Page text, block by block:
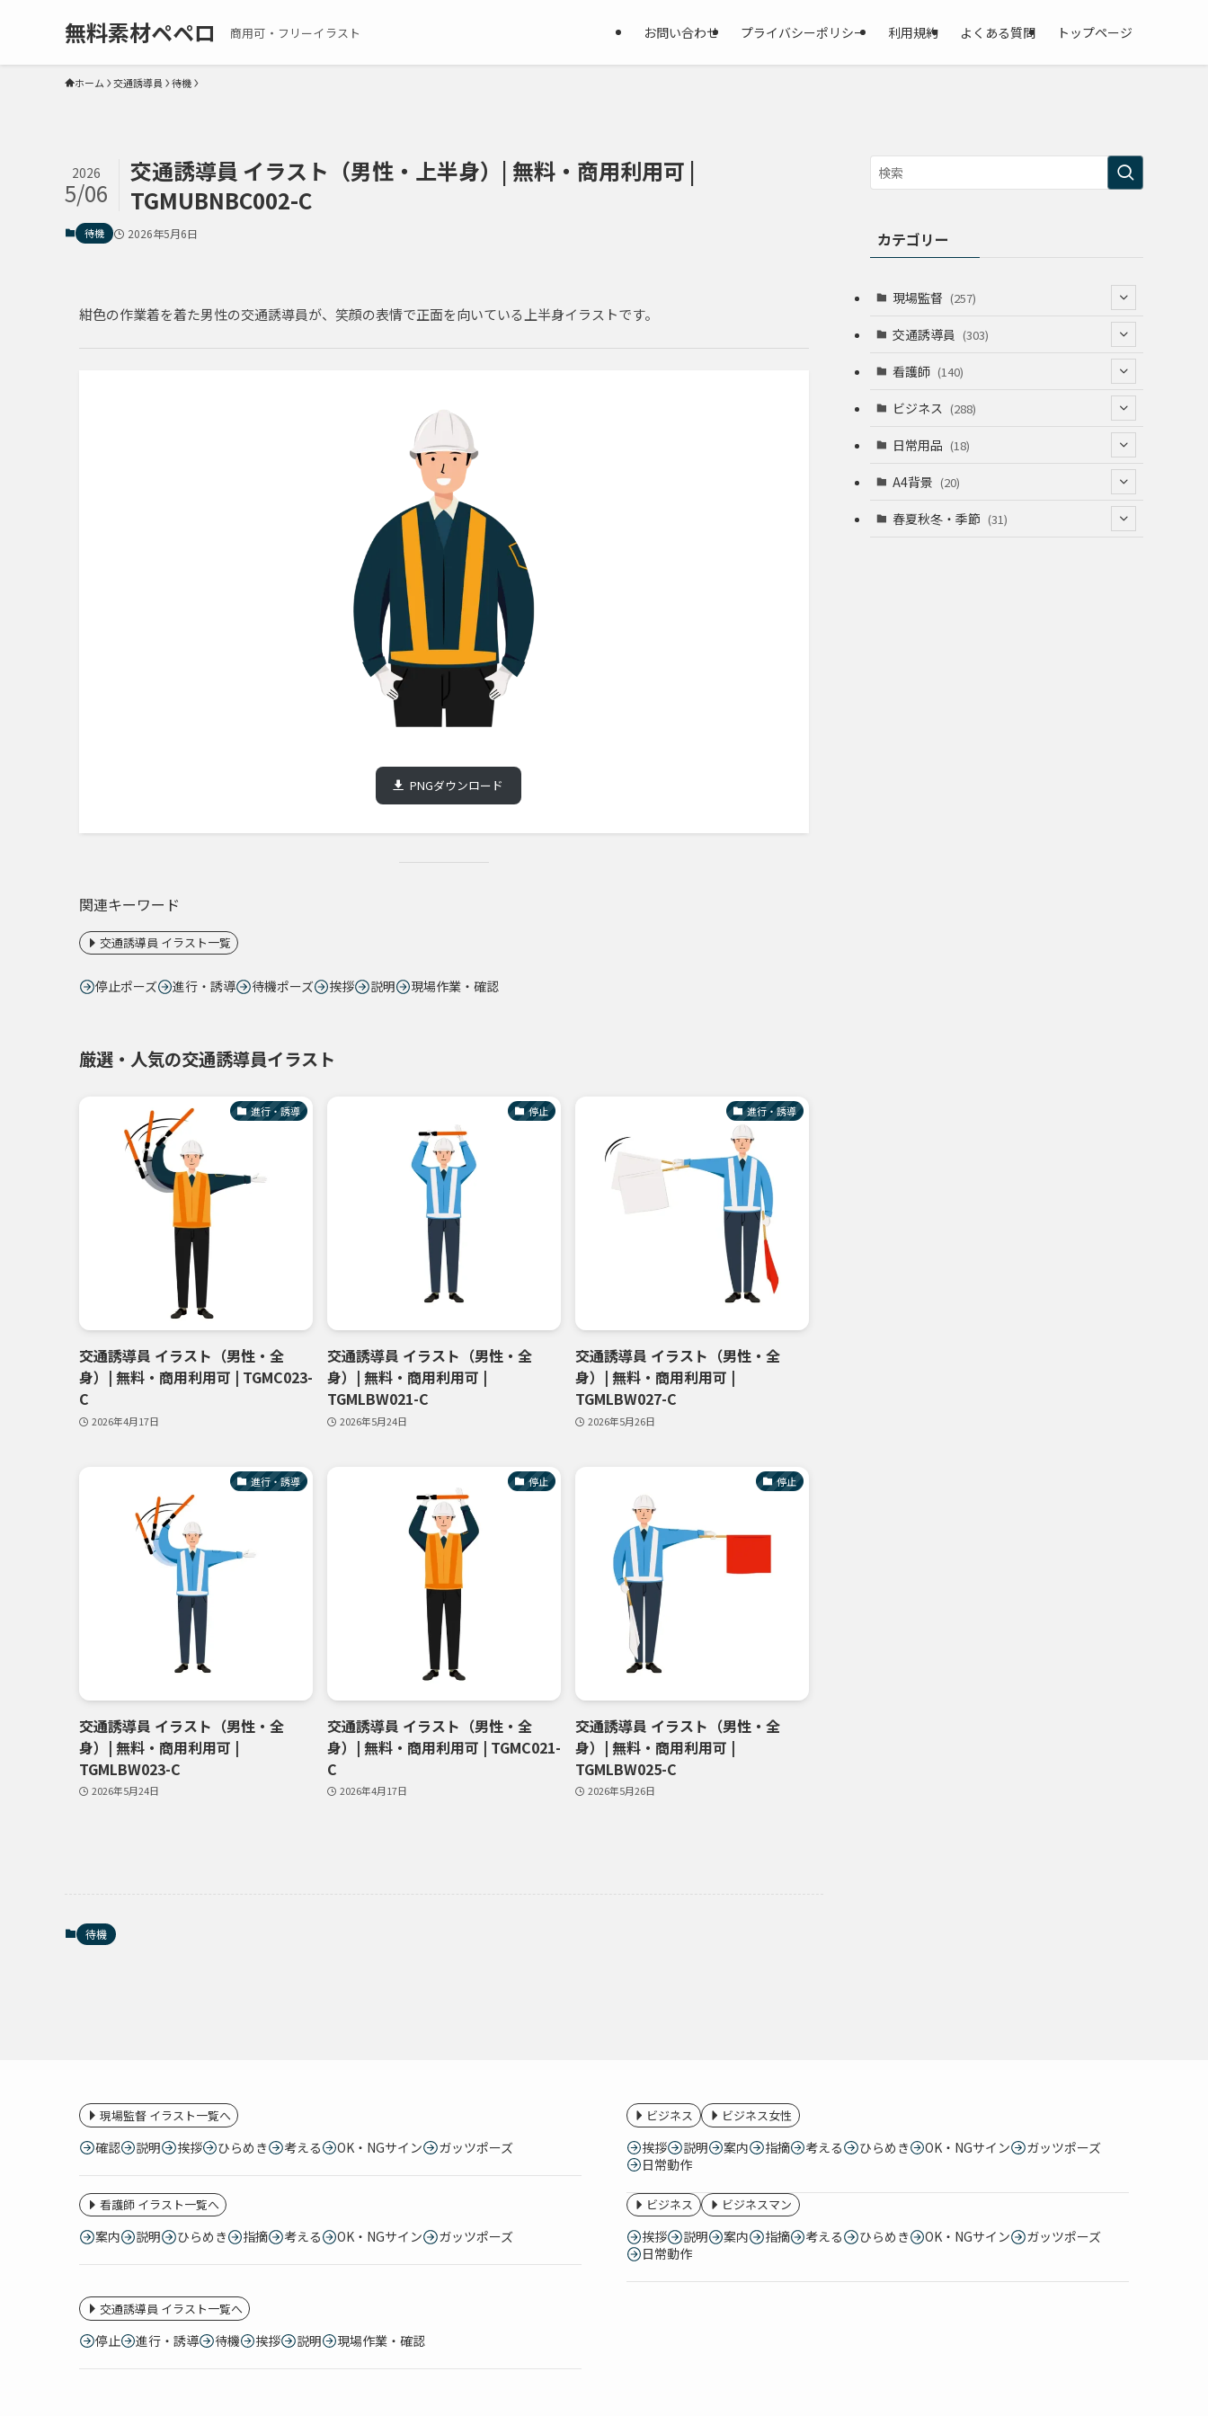
無料素材ペペロ 商用可・フリーイラスト お問い合わせ プライバシーポリシー 利用規約 よくある質問 トップページ
ホーム 交通誘導員 待機
交通誘導員 イラスト（男性・上半身）| 無料・商用利用可 |
TGMUBNBC002-C
2026
5/06
待機 2026年5月6日
紺色の作業着を着た男性の交通誘導員が、笑顔の表情で正面を向いている上半身イラストです。
PNGダウンロード
関連キーワード
交通誘導員 イラスト一覧
停止ポーズ 進行・誘導 待機ポーズ 挨拶 説明 現場作業・確認
厳選・人気の交通誘導員イラスト
進行・誘導
交通誘導員 イラスト（男性・全
身）| 無料・商用利用可 | TGMC023-
C
2026年4月17日
停止
交通誘導員 イラスト（男性・全
身）| 無料・商用利用可 |
TGMLBW021-C
2026年5月24日
進行・誘導
交通誘導員 イラスト（男性・全
身）| 無料・商用利用可 |
TGMLBW027-C
2026年5月26日
進行・誘導
交通誘導員 イラスト（男性・全
身）| 無料・商用利用可 |
TGMLBW023-C
2026年5月24日
停止
交通誘導員 イラスト（男性・全
身）| 無料・商用利用可 | TGMC021-
C
2026年4月17日
停止
交通誘導員 イラスト（男性・全
身）| 無料・商用利用可 |
TGMLBW025-C
2026年5月26日
待機
カテゴリー
現場監督 (257)
(52)
(74)
(68)
交通誘導員 (303)
(64)
(53)
(55)
看護師 (140)
(53)
(36)
(22)
ビジネス (288)
(120)
(12)
(49)
(8)
日常用品 (18)
(13)
A4背景 (20)
(5)
春夏秋冬・季節 (31)
現場監督 イラスト一覧へ
確認 説明 挨拶 ひらめき 考える OK・NGサイン ガッツポーズ
ビジネス ビジネス女性
挨拶 説明 案内 指摘 考える ひらめき OK・NGサイン
ガッツポーズ
日常動作
看護師 イラスト一覧へ
案内 説明 ひらめき 指摘 考える OK・NGサイン ガッツポーズ
ビジネス ビジネスマン
挨拶 説明 案内 指摘 考える ひらめき OK・NGサイン
ガッツポーズ
日常動作
交通誘導員 イラスト一覧へ
停止 進行・誘導 待機 挨拶 説明 現場作業・確認